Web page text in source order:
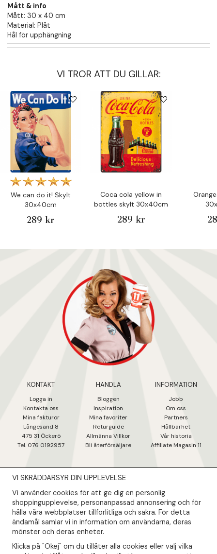
Mått & info
Mått: 30 x 40 cm
Material: Plåt
Hål för upphängning
VI TROR ATT DU GILLAR:
We can do it! Skylt
30x40cm
289 kr
Coca cola yellow in
bottles skylt 30x40cm
289 kr
KONTAKT
Logga in
Kontakta oss
Mina fakturor
Långesand 8
475 31 Öckerö
Tel. 076 0192957
HANDLA
Bloggen
Inspiration
Mina favoriter
Returguide
Allmänna Villkor
Bli återförsäljare
INFORMATION
Jobb
Om oss
Partners
Hållbarhet
Vår historia
Affiliate Magasin 11
NYHETSBREV
Såklart skall du ta del av våra bästa erbjudanden & nyheter!
Din mail kommer endast användas till våra nyhetsbrev.
VI SKRÄDDARSYR DIN UPPLEVELSE
Vi använder cookies för att ge dig en personlig
shoppingupplevelse, personanpassad annonsering och för
hålla våra webbplatser tillförlitliga och säkra. För detta
ändamål samlar vi in information om användarna, deras
mönster och deras enheter.
Klicka på "Okej" om du tillåter alla cookies eller välj vilka